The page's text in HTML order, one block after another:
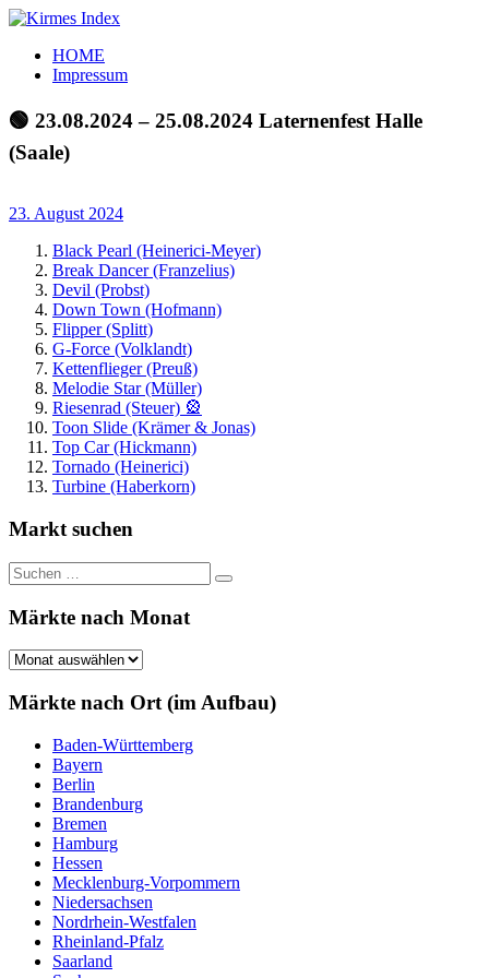
Zum
springen
Kirmes
Index
Tourpläne
der
letzten
Jahre
HOME
Impressum
🟢 23.08.2024 – 25.08.2024 Laternenfest Halle
(Saale)
23. August 2024
Black Pearl (Heinerici-Meyer)
Break Dancer (Franzelius)
Devil (Probst)
Down Town (Hofmann)
Flipper (Splitt)
G-Force (Volklandt)
Kettenflieger (Preuß)
Melodie Star (Müller)
Riesenrad (Steuer) 🎡
Toon Slide (Krämer & Jonas)
Top Car (Hickmann)
Tornado (Heinerici)
Turbine (Haberkorn)
Markt suchen
Suchen
nach:
Suchen
Märkte nach Monat
Märkte
Monat
Märkte nach Ort (im Aufbau)
Baden-Württemberg
Bayern
Berlin
Brandenburg
Bremen
Hamburg
Hessen
Mecklenburg-Vorpommern
Niedersachsen
Nordrhein-Westfalen
Rheinland-Pfalz
Saarland